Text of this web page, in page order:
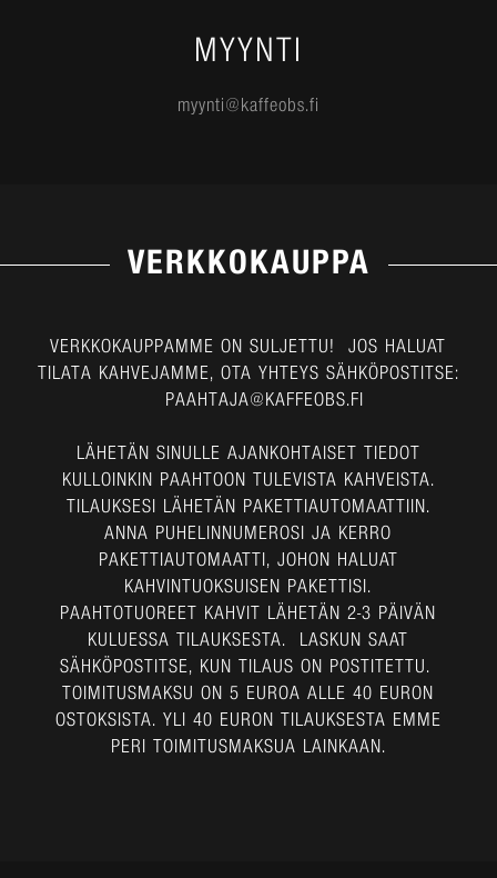
MYYNTI
myynti@kaffeobs.fi
VERKKOKAUPPA
VERKKOKAUPPAMME ON SULJETTU! JOS HALUAT
TILATA KAHVEJAMME, OTA YHTEYS SÄHKÖPOSTITSE:
PAAHTAJA@KAFFEOBS.FI
LÄHETÄN SINULLE AJANKOHTAISET TIEDOT
KULLOINKIN PAAHTOON TULEVISTA KAHVEISTA.
TILAUKSESI LÄHETÄN PAKETTIAUTOMAATTIIN.
ANNA PUHELINNUMEROSI JA KERRO
PAKETTIAUTOMAATTI, JOHON HALUAT
KAHVINTUOKSUISEN PAKETTISI.
PAAHTOTUOREET KAHVIT LÄHETÄN 2-3 PÄIVÄN
KULUESSA TILAUKSESTA. LASKUN SAAT
SÄHKÖPOSTITSE, KUN TILAUS ON POSTITETTU.
TOIMITUSMAKSU ON 5 EUROA ALLE 40 EURON
OSTOKSISTA. YLI 40 EURON TILAUKSESTA EMME
PERI TOIMITUSMAKSUA LAINKAAN.